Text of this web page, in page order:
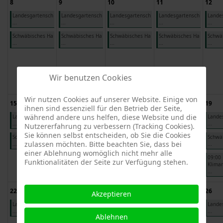
8
Landesgartensch
...
Schwäbisches Ha
...
9
Landesgartensch
...
Schwäbisches Ha
...
10
Landesgartensch
...
Schwäbisches Ha
...
11
Landesgartensch
...
Schwäbisches Ha
...
12
...
...
15
Landesgartensch
...
Schwäbisches Ha
...
16
Landesgartensch
...
Schwäbisches Ha
...
17
Landesgartensch
...
Schwäbisches Ha
...
18
Landesgartensch
...
Schwäbisches Ha
...
19
...
...
09:00
...
22
Landesgartensch
...
Landesgartensch
24
Landesgartensch
Landesgartensch
26
...
Wir benutzen Cookies
Wir nutzen Cookies auf unserer Website. Einige von
ihnen sind essenziell für den Betrieb der Seite,
während andere uns helfen, diese Website und die
Nutzererfahrung zu verbessern (Tracking Cookies).
Sie können selbst entscheiden, ob Sie die Cookies
zulassen möchten. Bitte beachten Sie, dass bei
einer Ablehnung womöglich nicht mehr alle
Funktionalitäten der Seite zur Verfügung stehen.
Akzeptieren
Ablehnen